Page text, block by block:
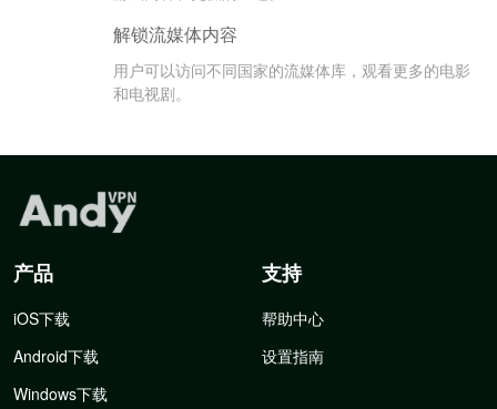
解锁流媒体内容
用户可以访问不同国家的流媒体库，观看更多的电影
和电视剧。
产品
iOS下载
Android下载
Windows下载
支持
帮助中心
设置指南